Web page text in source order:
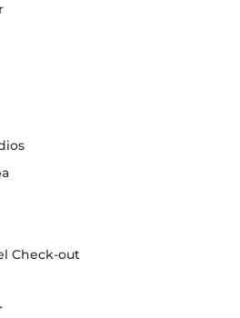
Check-out